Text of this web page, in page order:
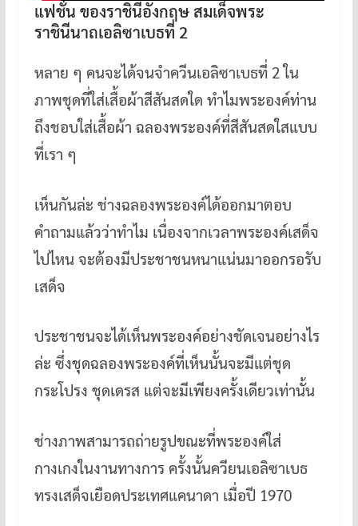
แฟชั่น ของราชินีอังกฤษ สมเด็จพระ
ราชินีนาถเอลิซาเบธที่ 2
หลาย ๆ คนจะได้จนจำควีนเอลิซาเบธที่ 2 ใน
ภาพชุดที่ใส่เสื้อผ้าสีสันสดใด ทำไมพระองค์ท่าน
ถึงชอบใส่เสื้อผ้า ฉลองพระองค์ที่สีสันสดใสแบบ
ที่เรา ๆ
เห็นกันล่ะ ช่างฉลองพระองค์ได้ออกมาตอบ
คำถามแล้วว่าทำไม เนื่องจากเวลาพระองค์เสด็จ
ไปไหน จะต้องมีประชาชนหนาแน่นมาออกรอรับ
เสด็จ
ประชาชนจะได้เห็นพระองค์อย่างชัดเจนอย่างไร
ล่ะ ซึ่งชุดฉลองพระองค์ที่เห็นนั้นจะมีแต่ชุด
กระโปรง ชุดเดรส แต่จะมีเพียงครั้งเดียวเท่านั้น
ช่างภาพสามารถถ่ายรูปขณะที่พระองค์ใส่
กางเกงในงานทางการ ครั้งนั้นควียนเอลิซาเบธ
ทรงเสด็จเยือดประเทศแคนาดา เมื่อปี 1970